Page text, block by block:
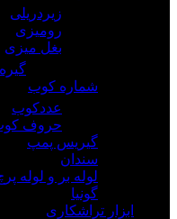
زیردریلی
رومیزی
بغل میزی
شماره کوب
عددکوب
حروف
گیریس پمپ
سندان
لوله بر و لوله
گونیا
ابزار تراشکاری